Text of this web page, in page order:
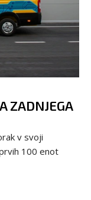
ZADNJEGA
v svoji
100 enot